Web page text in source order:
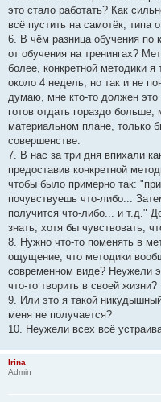
это стало работать? Как
всё пустить на самотёк, типа
6. В чём разница обучения по
от обучения на тренингах?
более, конкретной методики
около 4 недель, но так и не
думаю, мне кто-то должен это
готов отдать гораздо
материальном плане, только
совершенстве.
7. В нас за три дня впихали
предоставив конкретной
чтобы было примерно так:
почувствуешь что-либо...
получится что-либо... и т.д."
знать, хотя бы чувствовать,
8. Нужно что-то поменять в
ощущение, что методики
современном виде? Неужели
что-то творить в своей жизни?
9. Или это я такой
меня не получается?
10. Неужели всех всё
Irina
Admin